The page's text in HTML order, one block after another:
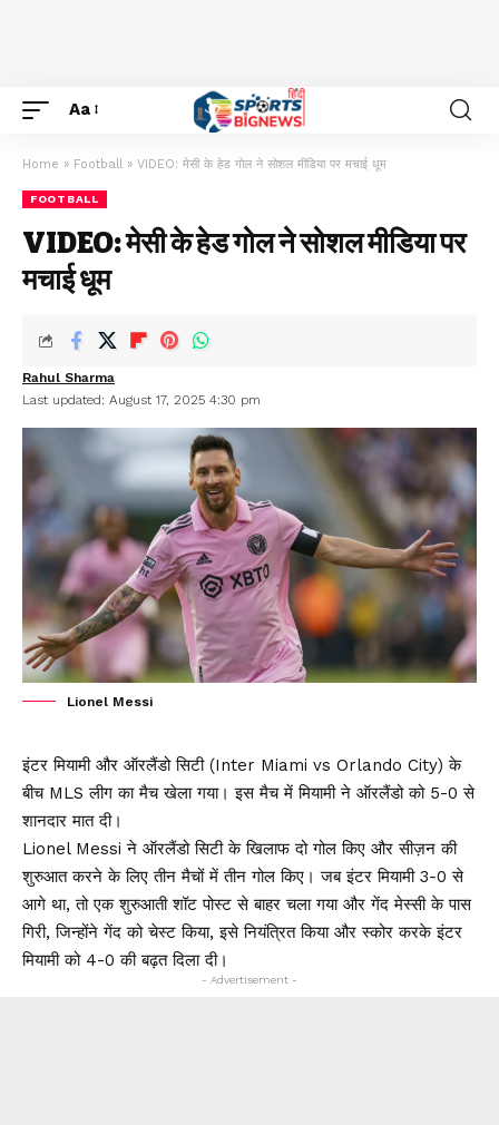
Aa
Home » Football » VIDEO: मेसी के हेड गोल ने सोशल मीडिया पर मचाई धूम
FOOTBALL
VIDEO: मेसी के हेड गोल ने सोशल मीडिया पर
मचाई धूम
Last updated: August 17, 2025 4:30 pm
Rahul Sharma
Lionel Messi
इंटर मियामी और ऑरलैंडो सिटी (Inter Miami vs Orlando City) के
बीच MLS लीग का मैच खेला गया। इस मैच में मियामी ने ऑरलैंडो को 5-0 से
शानदार मात दी।
Lionel Messi ने ऑरलैंडो सिटी के खिलाफ दो गोल किए और सीज़न की
शुरुआत करने के लिए तीन मैचों में तीन गोल किए। जब इंटर मियामी 3-0 से
आगे था, तो एक शुरुआती शॉट पोस्ट से बाहर चला गया और गेंद मेस्सी के पास
गिरी, जिन्होंने गेंद को चेस्ट किया, इसे नियंत्रित किया और स्कोर करके इंटर
मियामी को 4-0 की बढ़त दिला दी।
- Advertisement -